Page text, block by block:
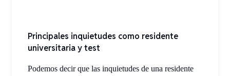
Principales inquietudes como residente
universitaria y test
Podemos decir que las inquietudes de una residente